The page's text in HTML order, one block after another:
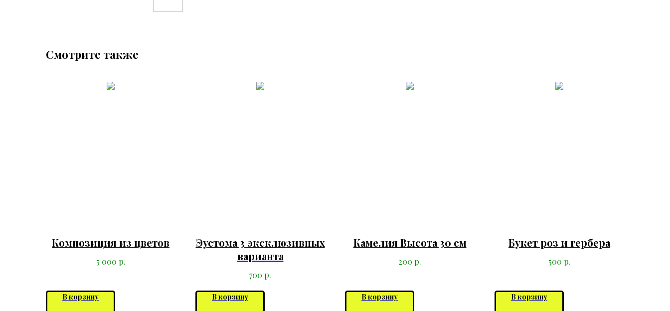
Смотрите также
Композиция из цветов
5 000 р.
В корзину
Эустома 3 эксклюзивных
варианта
700 р.
В корзину
Камелия Высота 30 см
200 р.
В корзину
Букет роз и гербера
500 р.
В корзину